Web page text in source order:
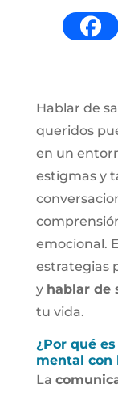
Hablar de
queridos
en un
estigmas y
emocional.
estrategias
y hablar de
tu vida.
¿Por qué
mental con
La